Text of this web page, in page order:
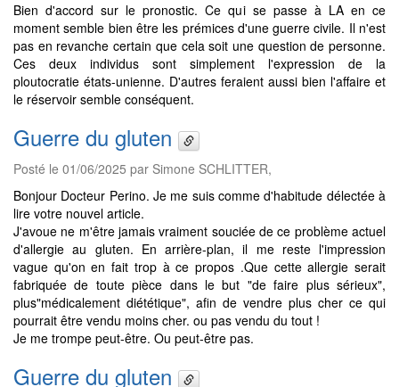
Bien d'accord sur le pronostic. Ce qui se passe à LA en ce
moment semble bien être les prémices d'une guerre civile. Il n'est
pas en revanche certain que cela soit une question de personne.
Ces deux individus sont simplement l'expression de la
ploutocratie états-unienne. D'autres feraient aussi bien l'affaire et
le réservoir semble conséquent.
Guerre du gluten
Posté le 01/06/2025 par Simone SCHLITTER,
Bonjour Docteur Perino. Je me suis comme d'habitude délectée à
lire votre nouvel article.
J'avoue ne m'être jamais vraiment souciée de ce problème actuel
d'allergie au gluten. En arrière-plan, il me reste l'impression
vague qu'on en fait trop à ce propos .Que cette allergie serait
fabriquée de toute pièce dans le but "de faire plus sérieux",
plus"médicalement diététique", afin de vendre plus cher ce qui
pourrait être vendu moins cher. ou pas vendu du tout !
Je me trompe peut-être. Ou peut-être pas.
Guerre du gluten